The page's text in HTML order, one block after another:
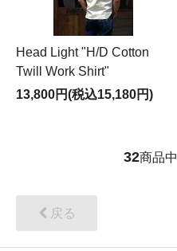
Head Light "H/D Cotton
Twill Work Shirt"
13,800円(税込15,180円)
32商品中
戻る